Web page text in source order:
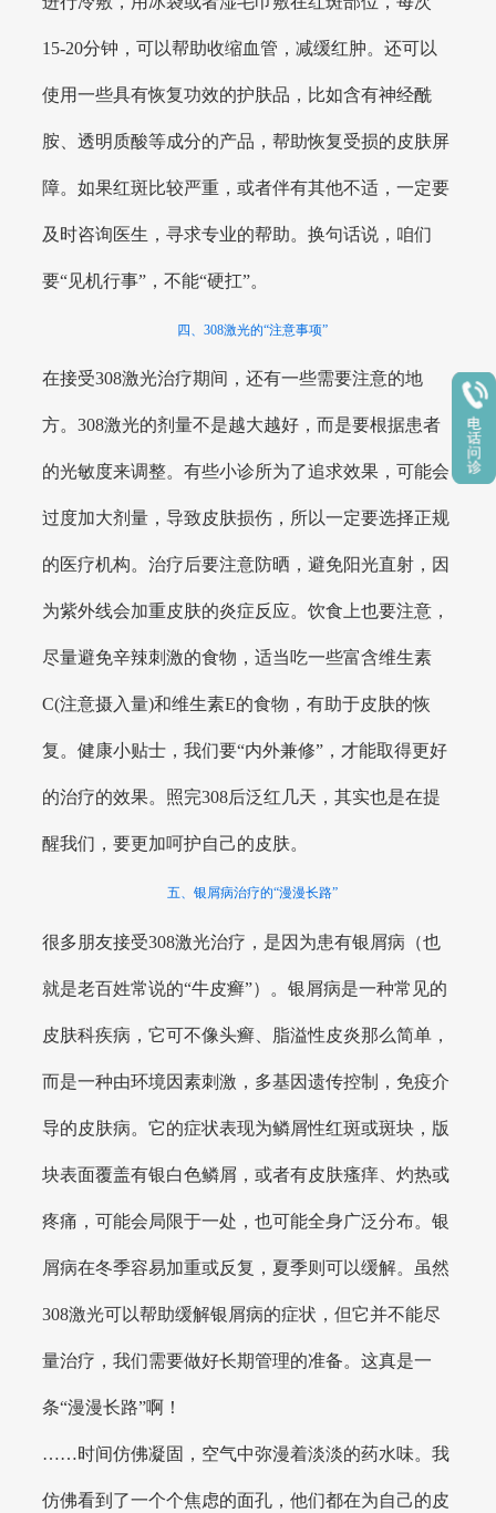
15-20分钟，可以帮助收缩血管，减缓红肿。还可以
使用一些具有恢复功效的护肤品，比如含有神经酰
胺、透明质酸等成分的产品，帮助恢复受损的皮肤屏
障。如果红斑比较严重，或者伴有其他不适，一定要
及时咨询医生，寻求专业的帮助。换句话说，咱们
要“见机行事”，不能“硬扛”。
四、308激光的“注意事项”
在接受308激光治疗期间，还有一些需要注意的地
方。308激光的剂量不是越大越好，而是要根据患者
的光敏度来调整。有些小诊所为了追求效果，可能会
过度加大剂量，导致皮肤损伤，所以一定要选择正规
的医疗机构。治疗后要注意防晒，避免阳光直射，因
为紫外线会加重皮肤的炎症反应。饮食上也要注意，
尽量避免辛辣刺激的食物，适当吃一些富含维生素
C(注意摄入量)和维生素E的食物，有助于皮肤的恢
复。健康小贴士，我们要“内外兼修”，才能取得更好
的治疗的效果。照完308后泛红几天，其实也是在提
醒我们，要更加呵护自己的皮肤。
五、银屑病治疗的“漫漫长路”
很多朋友接受308激光治疗，是因为患有银屑病（也
就是老百姓常说的“牛皮癣”）。银屑病是一种常见的
皮肤科疾病，它可不像头癣、脂溢性皮炎那么简单，
而是一种由环境因素刺激，多基因遗传控制，免疫介
导的皮肤病。它的症状表现为鳞屑性红斑或斑块，版
块表面覆盖有银白色鳞屑，或者有皮肤瘙痒、灼热或
疼痛，可能会局限于一处，也可能全身广泛分布。银
屑病在冬季容易加重或反复，夏季则可以缓解。虽然
308激光可以帮助缓解银屑病的症状，但它并不能尽
量治疗，我们需要做好长期管理的准备。这真是一
条“漫漫长路”啊！
……时间仿佛凝固，空气中弥漫着淡淡的药水味。我
仿佛看到了一个个焦虑的面孔，他们都在为自己的皮